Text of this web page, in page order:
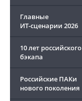
Главные
ИТ-сценарии 2026
10 лет российского
бэкапа
Российские ПАКи
нового поколения